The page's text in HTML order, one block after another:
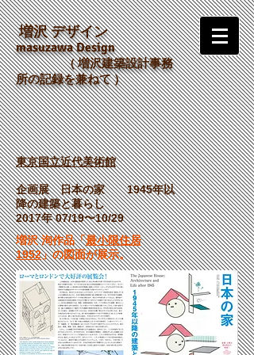
増沢 デザイン
masuzawa Design
（増沢建築設計事務
所の記録を兼ねて ）
東京国立近代美術館
企画展 日本の家​ 1945年以
降の建築と暮らし
2017年 07/19〜10/29
増沢 洵作品「最小限住居
1952」の図面が展示。